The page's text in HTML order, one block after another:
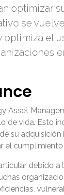
optimizar
se
el
Asset
de vida. Esto
su adquisición
el
debido a